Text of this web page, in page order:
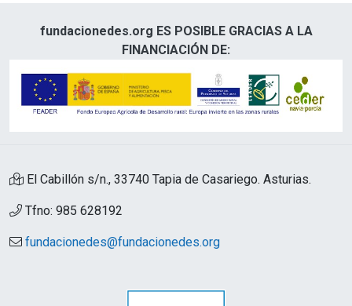
fundacionedes.org ES POSIBLE GRACIAS A LA
FINANCIACIÓN DE:
El Cabillón s/n., 33740 Tapia de Casariego. Asturias.
Tfno: 985 628192
fundacionedes@fundacionedes.org